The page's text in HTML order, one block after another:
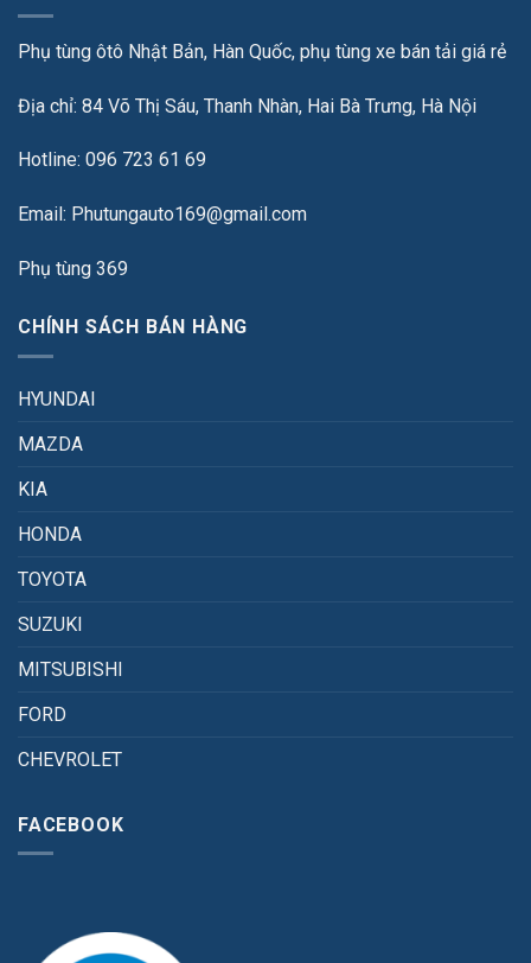
Phụ tùng ôtô Nhật Bản, Hàn Quốc, phụ tùng xe bán tải giá rẻ
Địa chỉ: 84 Võ Thị Sáu, Thanh Nhàn, Hai Bà Trưng, Hà Nội
Hotline: 096 723 61 69
Email: Phutungauto169@gmail.com
Phụ tùng 369
CHÍNH SÁCH BÁN HÀNG
HYUNDAI
MAZDA
KIA
HONDA
TOYOTA
SUZUKI
MITSUBISHI
FORD
CHEVROLET
FACEBOOK